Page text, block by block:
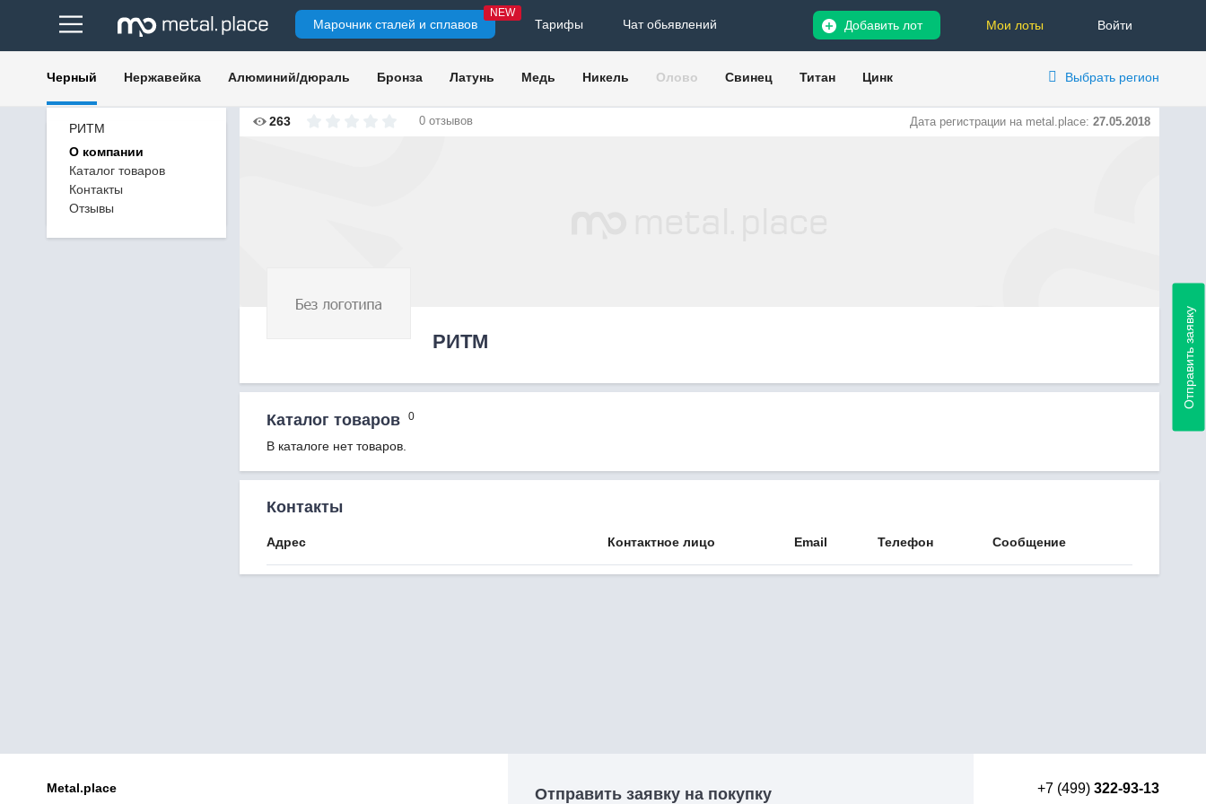
Марочник сталей и сплавов
NEW
Тарифы Чат обьявлений Войти
Мои лоты
Добавить лот
Черный Нержавейка Алюминий/дюраль Бронза Латунь Медь Никель Олово Свинец Титан Цинк Выбрать регион
РИТМ
О компании
Каталог товаров
Контакты
Отзывы
263 0 отзывов Дата регистрации на metal.place: 27.05.2018
РИТМ
Каталог товаров 0
В каталоге нет товаров.
Контакты
Адрес Контактное лицо Email Телефон Сообщение
Metal.place Отправить заявку на покупку
Отправить заявку
+7 (499) 322-93-13